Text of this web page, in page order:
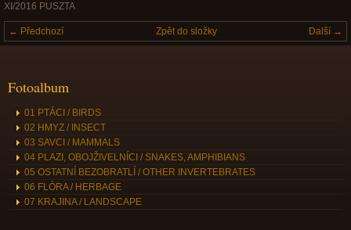
XI/2016 PUSZTA
← Předchozí Další →
Zpět do složky
Fotoalbum
01 PTÁCI / BIRDS
02 HMYZ / INSECT
03 SAVCI / MAMMALS
04 PLAZI, OBOJŽIVELNÍCI / SNAKES, AMPHIBIANS
05 OSTATNÍ BEZOBRATLÍ / OTHER INVERTEBRATES
06 FLÓRA / HERBAGE
07 KRAJINA / LANDSCAPE